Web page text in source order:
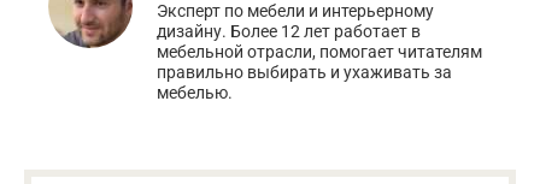
Эксперт по мебели и интерьерному
дизайну. Более 12 лет работает в
мебельной отрасли, помогает читателям
правильно выбирать и ухаживать за
мебелью.